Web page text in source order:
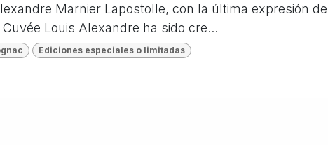
Marnier Lapostolle, con la última expresión
Louis Alexandre ha sido cre...
Ediciones especiales o limitadas